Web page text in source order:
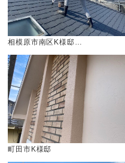
相模原市南区K様邸…
町田市K様邸